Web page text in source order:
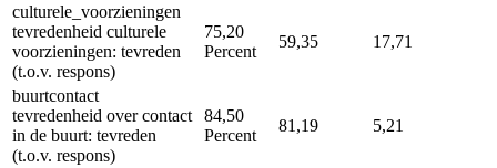
culturele_voorzieningen
tevredenheid culturele
voorzieningen: tevreden
(t.o.v. respons)
75,20
Percent
59,35 17,71
buurtcontact
tevredenheid over contact
in de buurt: tevreden
(t.o.v. respons)
84,50
Percent
81,19 5,21